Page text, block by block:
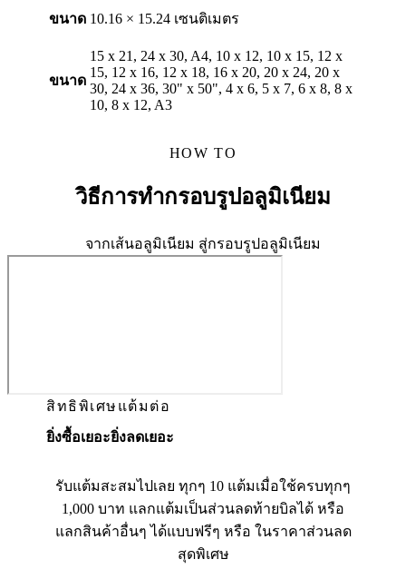
ขนาด 10.16 × 15.24 เซนติเมตร
ขนาด
15 x 21, 24 x 30, A4, 10 x 12, 10 x 15, 12 x
15, 12 x 16, 12 x 18, 16 x 20, 20 x 24, 20 x
30, 24 x 36, 30" x 50", 4 x 6, 5 x 7, 6 x 8, 8 x
10, 8 x 12, A3
HOW TO
วิธีการทำกรอบรูปอลูมิเนียม
จากเส้นอลูมิเนียม สู่กรอบรูปอลูมิเนียม
ยิ่งซื้อเยอะยิ่งลดเยอะ
สิทธิพิเศษแต้มต่อ
รับแต้มสะสมไปเลย ทุกๆ 10 แต้มเมื่อใช้ครบทุกๆ
1,000 บาท แลกแต้มเป็นส่วนลดท้ายบิลได้ หรือ
แลกสินค้าอื่นๆ ได้แบบฟรีๆ หรือ ในราคาส่วนลด
สุดพิเศษ